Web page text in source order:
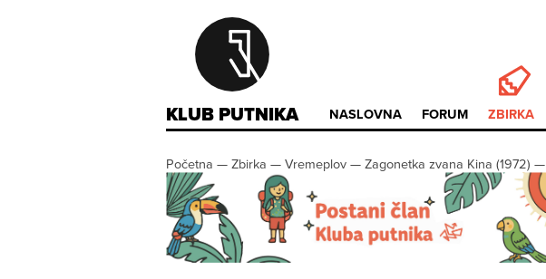
KLUB PUTNIKA NASLOVNA FORUM ZBIRKA
Početna — Zbirka — Vremeplov — Zagonetka zvana Kina (1972) —